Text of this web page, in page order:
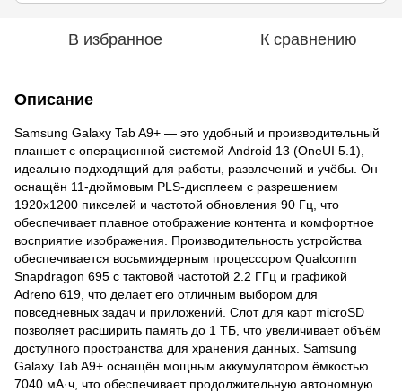
В избранное К сравнению
Описание
Samsung Galaxy Tab A9+ — это удобный и производительный
планшет с операционной системой Android 13 (OneUI 5.1),
идеально подходящий для работы, развлечений и учёбы. Он
оснащён 11-дюймовым PLS-дисплеем с разрешением
1920x1200 пикселей и частотой обновления 90 Гц, что
обеспечивает плавное отображение контента и комфортное
восприятие изображения. Производительность устройства
обеспечивается восьмиядерным процессором Qualcomm
Snapdragon 695 с тактовой частотой 2.2 ГГц и графикой
Adreno 619, что делает его отличным выбором для
повседневных задач и приложений. Слот для карт microSD
позволяет расширить память до 1 ТБ, что увеличивает объём
доступного пространства для хранения данных. Samsung
Galaxy Tab A9+ оснащён мощным аккумулятором ёмкостью
7040 мА·ч, что обеспечивает продолжительную автономную